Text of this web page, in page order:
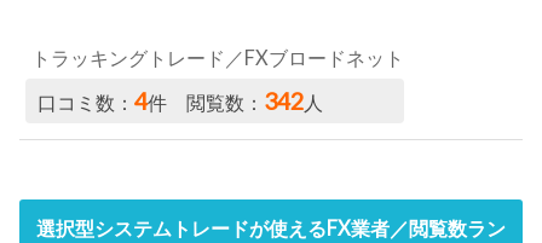
トラッキングトレード／FXブロードネット
口コミ数：4件 閲覧数： 342人
選択型システムトレードが使えるFX業者／閲覧数ラン